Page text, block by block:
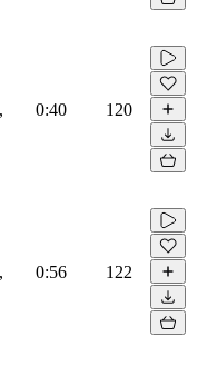
0:40 120
0:56 122